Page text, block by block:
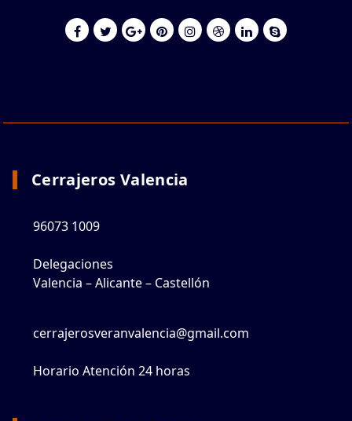
Cerrajeros Valencia
96073 1009
Delegaciones
Valencia – Alicante – Castellón
cerrajerosveranvalencia@gmail.com
Horario Atención 24 horas